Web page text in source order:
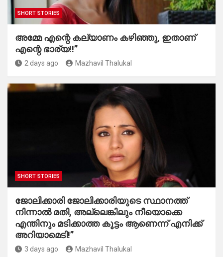
SHORT STORIES
അമ്മേ എന്റെ കല്യാണം കഴിഞ്ഞു, ഇതാണ്
എന്റെ ഭാര്യ!!”
2 days ago Mazhavil Thalukal
SHORT STORIES
ജോലിക്കാരി ജോലിക്കാരിയുടെ സ്ഥാനത്ത്
നിന്നാൽ മതി, അല്ലെങ്കിലും നീയൊക്കെ
എന്തിനും മടിക്കാത്ത കൂട്ടം ആണെന്ന് എനിക്ക്
അറിയാമെടി!”
3 days ago Mazhavil Thalukal